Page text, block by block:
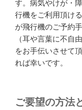
す。病気やけが・
行機をご利用頂け
が飛行機のご予約
（耳や言葉に不自
をお手伝いさせて
れば幸いです。
ご要望の方法